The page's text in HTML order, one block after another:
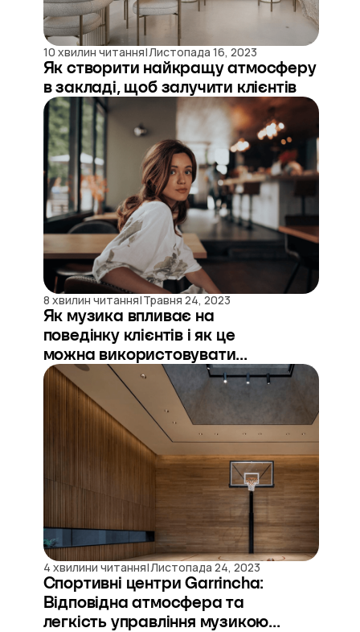
10 хвилин читання|Листопада 16, 2023
Як створити найкращу атмосферу
в закладі, щоб залучити клієнтів
8 хвилин читання|Травня 24, 2023
Як музика впливає на
поведінку клієнтів і як це
можна використовувати...
4 хвилини читання|Листопада 24, 2023
Спортивні центри Garrincha:
Відповідна атмосфера та
легкість управління музикою...